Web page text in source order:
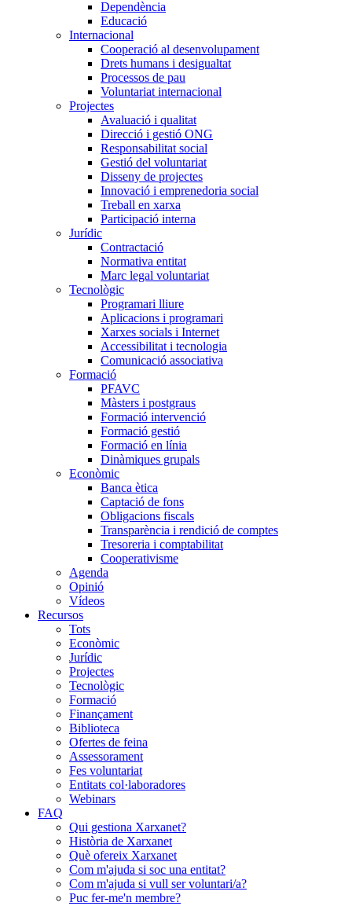
Dependència
Educació
Internacional
Cooperació al desenvolupament
Drets humans i desigualtat
Processos de pau
Voluntariat internacional
Projectes
Avaluació i qualitat
Direcció i gestió ONG
Responsabilitat social
Gestió del voluntariat
Disseny de projectes
Innovació i emprenedoria social
Treball en xarxa
Participació interna
Jurídic
Contractació
Normativa entitat
Marc legal voluntariat
Tecnològic
Programari lliure
Aplicacions i programari
Xarxes socials i Internet
Accessibilitat i tecnologia
Comunicació associativa
Formació
PFAVC
Màsters i postgraus
Formació intervenció
Formació gestió
Formació en línia
Dinàmiques grupals
Econòmic
Banca ètica
Captació de fons
Obligacions fiscals
Transparència i rendició de comptes
Tresoreria i comptabilitat
Cooperativisme
Agenda
Opinió
Vídeos
Recursos
Tots
Econòmic
Jurídic
Projectes
Tecnològic
Formació
Finançament
Biblioteca
Ofertes de feina
Assessorament
Fes voluntariat
Entitats col·laboradores
Webinars
FAQ
Qui gestiona Xarxanet?
Història de Xarxanet
Què ofereix Xarxanet
Com m'ajuda si soc una entitat?
Com m'ajuda si vull ser voluntari/a?
Puc fer-me'n membre?